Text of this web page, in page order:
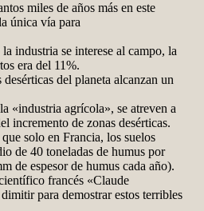
miles de años más en este
única vía para
industria se interese al campo, la
era del 11%.
desérticas del planeta alcanzan un
«industria agrícola», se atreven a
incremento de zonas desérticas.
solo en Francia, los suelos
de 40 toneladas de humus por
de espesor de humus cada año).
francés «Claude
para demostrar estos terribles